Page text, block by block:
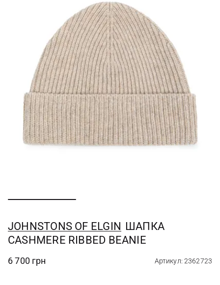
JOHNSTONS OF ELGIN ШАПКА
CASHMERE RIBBED BEANIE
6 700 грн Артикул: 2362723